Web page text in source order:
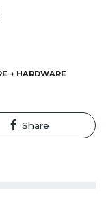
+ HARDWARE
Share